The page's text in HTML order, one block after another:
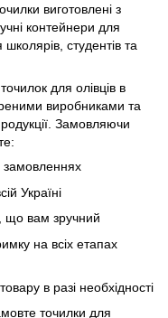
виготовлені з
контейнери для
студентів та
для олівців в
виробниками та
Замовляючи
замовленнях
Україні
що вам зручний
на всіх етапах
в разі необхідності
точилки для